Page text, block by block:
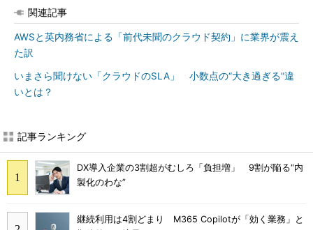
関連記事
AWSと英内務省による「前代未聞のクラウド契約」に業界が震え
た訳
いまさら聞けない「クラウドのSLA」 小数点の“大き過ぎる”違
いとは？
記事ランキング
DX導入企業の3割超がむしろ「負担増」 9割が陥る“内
製化のわな”
継続利用は4割どまり M365 Copilotが「効く業務」と